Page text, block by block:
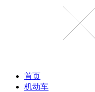
首页
机动车